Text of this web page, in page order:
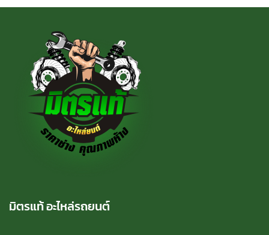
มิตรแท้ อะไหล่รถยนต์